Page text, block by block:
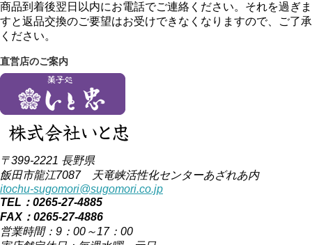
商品到着後翌日以内にお電話でご連絡ください。それを過ぎま
すと返品交換のご要望はお受けできなくなりますので、ご了承
ください。
直営店のご案内
〒399-2221 長野県
飯田市龍江7087 天竜峡活性化センターあざれあ内
itochu-sugomori@sugomori.co.jp
TEL：0265-27-4885
FAX：0265-27-4886
営業時間：9：00～17：00